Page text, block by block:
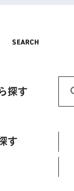
探す
す